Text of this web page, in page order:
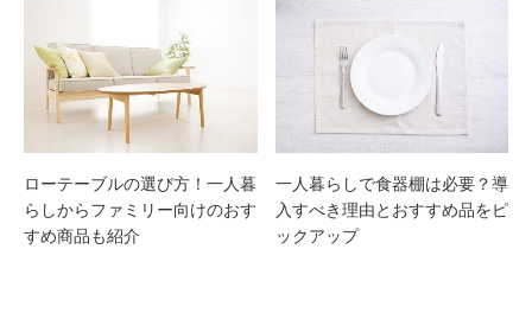
ローテーブルの選び方！一人暮
らしからファミリー向けのおす
すめ商品も紹介
一人暮らしで食器棚は必要？導
入すべき理由とおすすめ品をピ
ックアップ